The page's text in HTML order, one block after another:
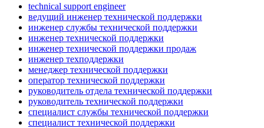
technical support engineer
ведущий инженер технической поддержки
инженер службы технической поддержки
инженер технической поддержки
инженер технической поддержки продаж
инженер техподдержки
менеджер технической поддержки
оператор технической поддержки
руководитель отдела технической поддержки
руководитель технической поддержки
специалист службы технической поддержки
специалист технической поддержки